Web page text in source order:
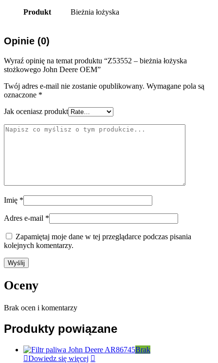
Produkt Bieżnia łożyska
Opinie (0)
Wyraź opinię na temat produktu “Z53552 – bieżnia łożyska
stożkowego John Deere OEM”
Twój adres e-mail nie zostanie opublikowany. Wymagane pola są
oznaczone *
Jak oceniasz produkt
Imię *
Adres e-mail *
Zapamiętaj moje dane w tej przeglądarce podczas pisania
kolejnych komentarzy.
Oceny
Brak ocen i komentarzy
Produkty powiązane
Brak
Dowiedz się więcej